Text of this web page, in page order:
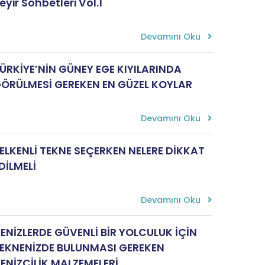
Sohbetleri Vol.1
Devamını Oku
GÜNEY EGE KIYILARINDA
GEREKEN EN GÜZEL KOYLAR
Devamını Oku
TEKNE SEÇERKEN NELERE DİKKAT
Devamını Oku
GÜVENLİ BİR YOLCULUK İÇİN
BULUNMASI GEREKEN